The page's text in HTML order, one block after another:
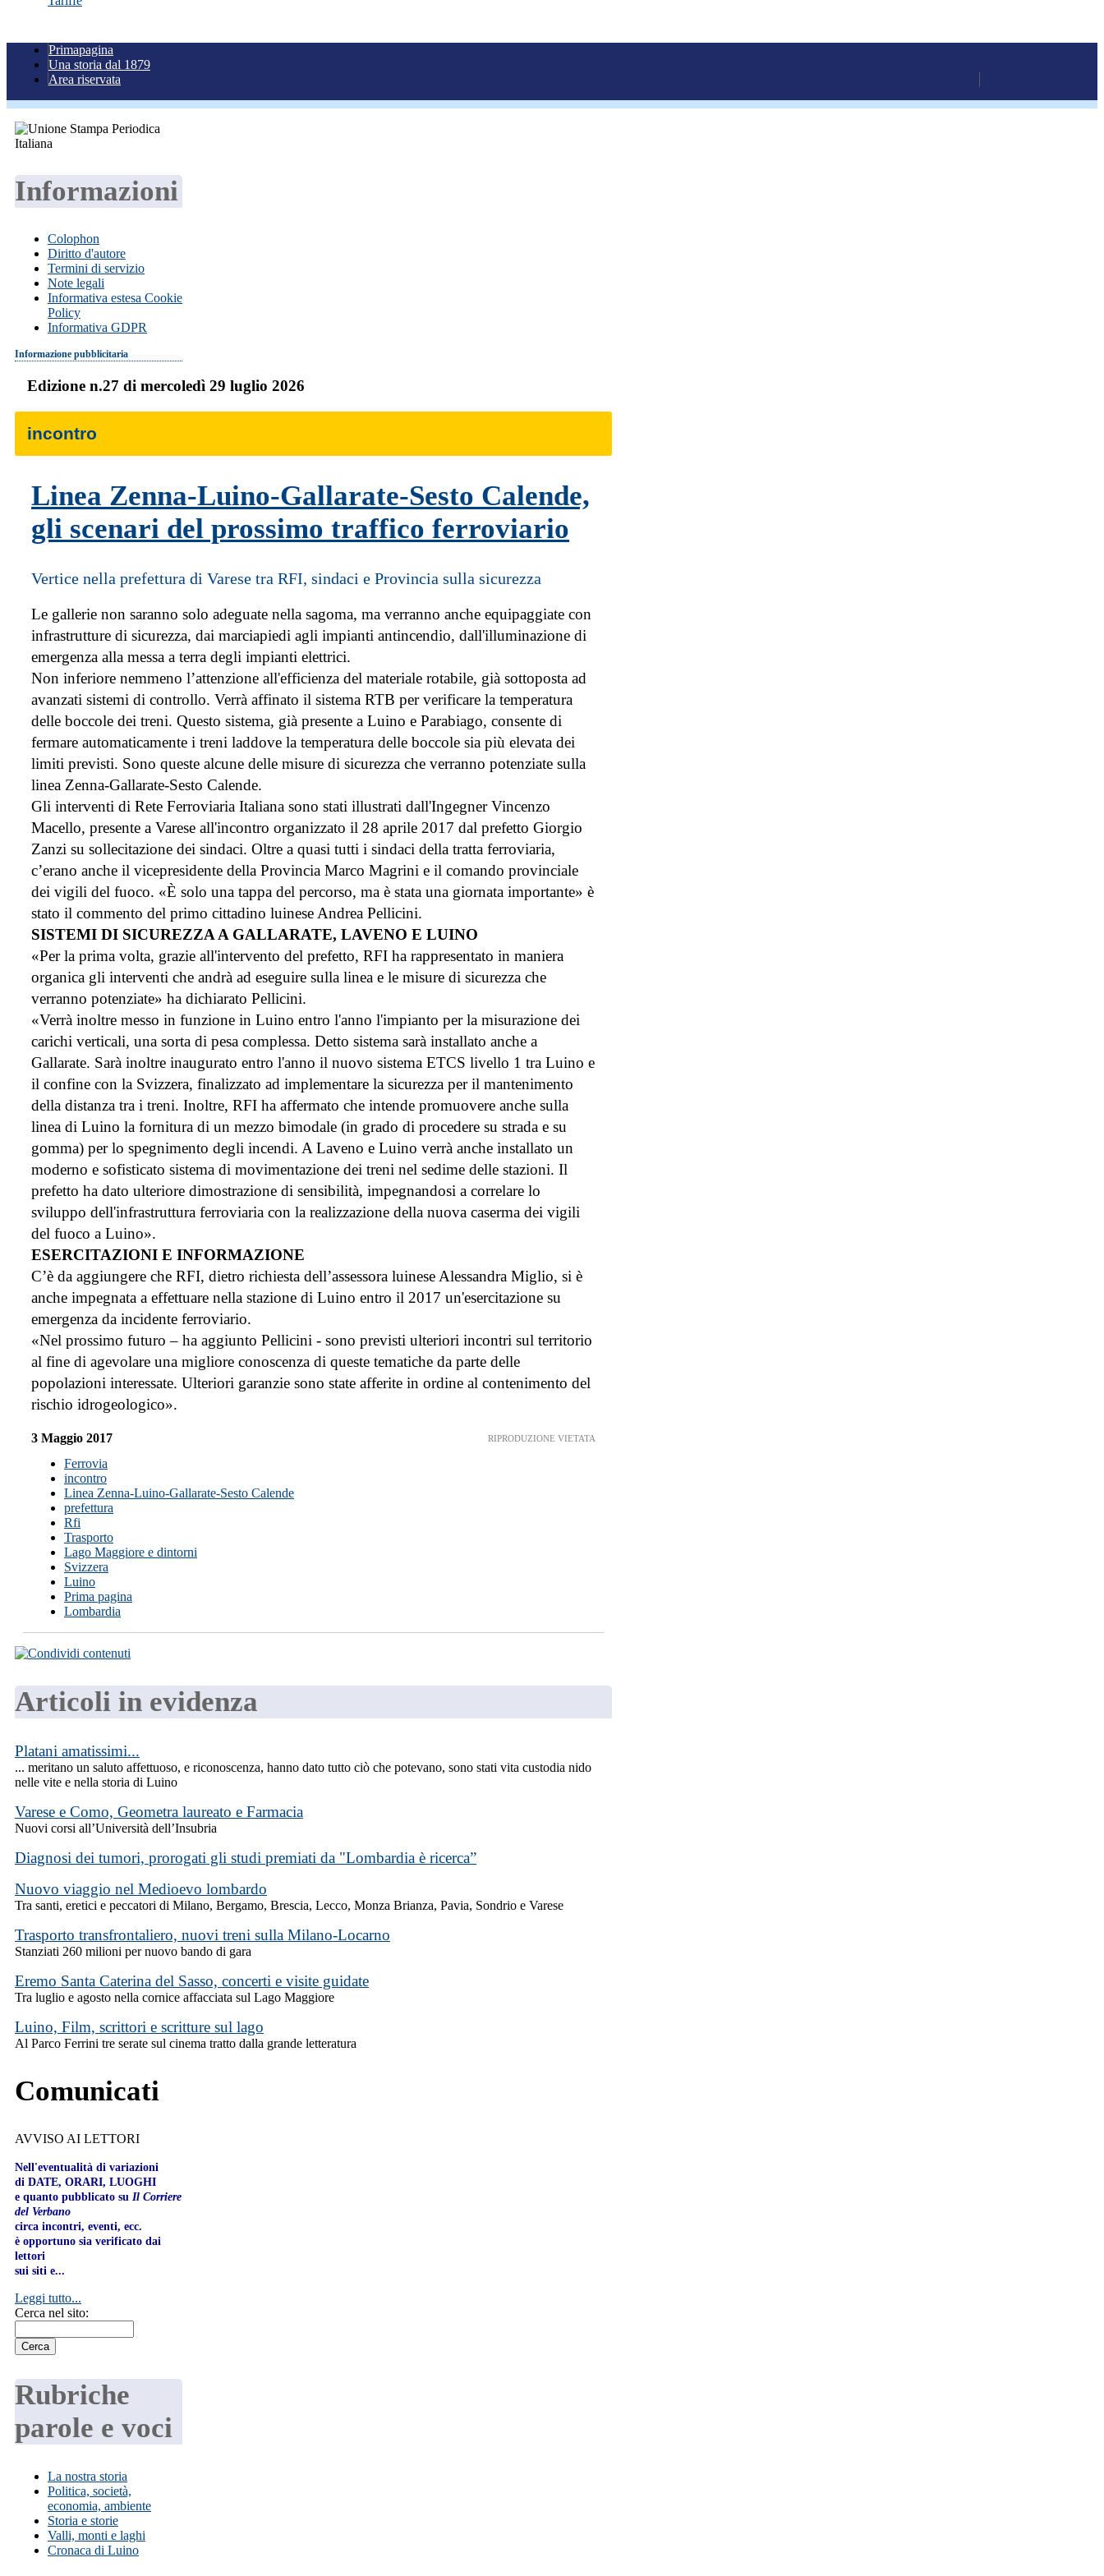
Primapagina
Una storia dal 1879
Area riservata
Informazioni
Colophon
Diritto d'autore
Termini di servizio
Note legali
Informativa estesa Cookie
Policy
Informativa GDPR
Informazione pubblicitaria
Edizione n.27 di mercoledì 29 luglio 2026
incontro
Linea Zenna-Luino-Gallarate-Sesto Calende,
gli scenari del prossimo traffico ferroviario
Vertice nella prefettura di Varese tra RFI, sindaci e Provincia sulla sicurezza
Le gallerie non saranno solo adeguate nella sagoma, ma verranno anche equipaggiate con
infrastrutture di sicurezza, dai marciapiedi agli impianti antincendio, dall'illuminazione di
emergenza alla messa a terra degli impianti elettrici.
Non inferiore nemmeno l’attenzione all'efficienza del materiale rotabile, già sottoposta ad
avanzati sistemi di controllo. Verrà affinato il sistema RTB per verificare la temperatura
delle boccole dei treni. Questo sistema, già presente a Luino e Parabiago, consente di
fermare automaticamente i treni laddove la temperatura delle boccole sia più elevata dei
limiti previsti. Sono queste alcune delle misure di sicurezza che verranno potenziate sulla
linea Zenna-Gallarate-Sesto Calende.
Gli interventi di Rete Ferroviaria Italiana sono stati illustrati dall'Ingegner Vincenzo
Macello, presente a Varese all'incontro organizzato il 28 aprile 2017 dal prefetto Giorgio
Zanzi su sollecitazione dei sindaci. Oltre a quasi tutti i sindaci della tratta ferroviaria,
c’erano anche il vicepresidente della Provincia Marco Magrini e il comando provinciale
dei vigili del fuoco. «È solo una tappa del percorso, ma è stata una giornata importante» è
stato il commento del primo cittadino luinese Andrea Pellicini.
SISTEMI DI SICUREZZA A GALLARATE, LAVENO E LUINO
«Per la prima volta, grazie all'intervento del prefetto, RFI ha rappresentato in maniera
organica gli interventi che andrà ad eseguire sulla linea e le misure di sicurezza che
verranno potenziate» ha dichiarato Pellicini.
«Verrà inoltre messo in funzione in Luino entro l'anno l'impianto per la misurazione dei
carichi verticali, una sorta di pesa complessa. Detto sistema sarà installato anche a
Gallarate. Sarà inoltre inaugurato entro l'anno il nuovo sistema ETCS livello 1 tra Luino e
il confine con la Svizzera, finalizzato ad implementare la sicurezza per il mantenimento
della distanza tra i treni. Inoltre, RFI ha affermato che intende promuovere anche sulla
linea di Luino la fornitura di un mezzo bimodale (in grado di procedere su strada e su
gomma) per lo spegnimento degli incendi. A Laveno e Luino verrà anche installato un
moderno e sofisticato sistema di movimentazione dei treni nel sedime delle stazioni. Il
prefetto ha dato ulteriore dimostrazione di sensibilità, impegnandosi a correlare lo
sviluppo dell'infrastruttura ferroviaria con la realizzazione della nuova caserma dei vigili
del fuoco a Luino».
ESERCITAZIONI E INFORMAZIONE
C’è da aggiungere che RFI, dietro richiesta dell’assessora luinese Alessandra Miglio, si è
anche impegnata a effettuare nella stazione di Luino entro il 2017 un'esercitazione su
emergenza da incidente ferroviario.
«Nel prossimo futuro – ha aggiunto Pellicini - sono previsti ulteriori incontri sul territorio
al fine di agevolare una migliore conoscenza di queste tematiche da parte delle
popolazioni interessate. Ulteriori garanzie sono state afferite in ordine al contenimento del
rischio idrogeologico».
3 Maggio 2017 RIPRODUZIONE VIETATA
Ferrovia
incontro
Linea Zenna-Luino-Gallarate-Sesto Calende
prefettura
Rfi
Trasporto
Lago Maggiore e dintorni
Svizzera
Luino
Prima pagina
Lombardia
Articoli in evidenza
Platani amatissimi...
... meritano un saluto affettuoso, e riconoscenza, hanno dato tutto ciò che potevano, sono stati vita custodia nido
nelle vite e nella storia di Luino
Varese e Como, Geometra laureato e Farmacia
Nuovi corsi all’Università dell’Insubria
Diagnosi dei tumori, prorogati gli studi premiati da "Lombardia è ricerca”
Nuovo viaggio nel Medioevo lombardo
Tra santi, eretici e peccatori di Milano, Bergamo, Brescia, Lecco, Monza Brianza, Pavia, Sondrio e Varese
Trasporto transfrontaliero, nuovi treni sulla Milano-Locarno
Stanziati 260 milioni per nuovo bando di gara
Eremo Santa Caterina del Sasso, concerti e visite guidate
Tra luglio e agosto nella cornice affacciata sul Lago Maggiore
Luino, Film, scrittori e scritture sul lago
Al Parco Ferrini tre serate sul cinema tratto dalla grande letteratura
Comunicati
AVVISO AI LETTORI
Nell'eventualità di variazioni
di DATE, ORARI, LUOGHI
e quanto pubblicato su Il Corriere
del Verbano
circa incontri, eventi, ecc.
è opportuno sia verificato dai
lettori
sui siti e...
Leggi tutto...
Cerca nel sito:
Rubriche
parole e voci
La nostra storia
Politica, società,
economia, ambiente
Storia e storie
Valli, monti e laghi
Cronaca di Luino